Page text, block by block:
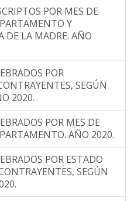
POR MES DE
Y
DE LA MADRE. AÑO
POR
SEGÚN
2020.
POR MES DE
AÑO 2020.
POR ESTADO
SEGÚN